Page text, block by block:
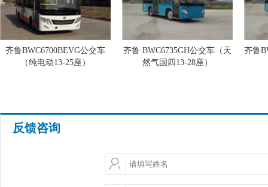
齐鲁BWC6700BEVG公交车
（纯电动13-25座）
齐鲁 BWC6735GH公交车（天
然气国四13-28座）
齐鲁
反馈咨询